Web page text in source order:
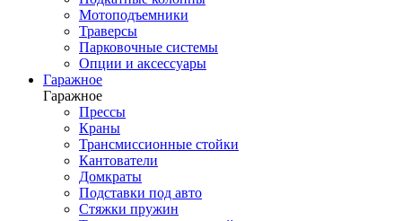
Мотоподъемники
Траверсы
Парковочные системы
Опции и аксессуары
Гаражное
Гаражное
Прессы
Краны
Трансмиссионные стойки
Кантователи
Домкраты
Подставки под авто
Стяжки пружин